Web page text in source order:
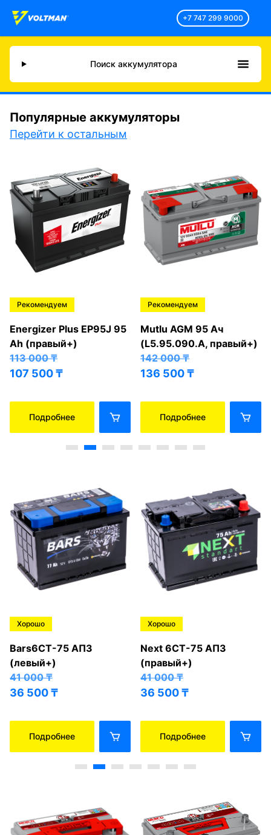
+7 747 299 9000
Поиск аккумулятора
Популярные аккумуляторы
Перейти к остальным
Рекомендуем
Energizer Plus EP95J 95
Ah (правый+)
113 000₸
107 500₸
Подробнее
Рекомендуем
Mutlu AGM 95 Ач
(L5.95.090.A, правый+)
142 000₸
136 500₸
Подробнее
Хорошо
Bars6СТ-75 АПЗ
(левый+)
41 000₸
36 500₸
Подробнее
Хорошо
Next 6СТ-75 АПЗ
(правый+)
41 000₸
36 500₸
Подробнее